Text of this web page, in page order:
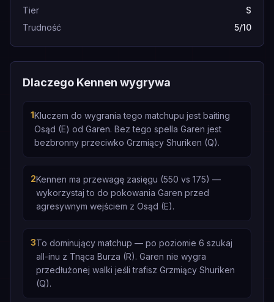
Tier
S
Trudność
5/10
Dlaczego Kennen wygrywa
1Kluczem do wygrania tego matchupu jest baiting
Osąd (E) od Garen. Bez tego spella Garen jest
bezbronny przeciwko Grzmiący Shuriken (Q).
2Kennen ma przewagę zasięgu (550 vs 175) —
wykorzystaj to do pokowania Garen przed
agresywnym wejściem z Osąd (E).
3To dominujący matchup — po poziomie 6 szukaj
all-inu z Tnąca Burza (R). Garen nie wygra
przedłużonej walki jeśli trafisz Grzmiący Shuriken
(Q).